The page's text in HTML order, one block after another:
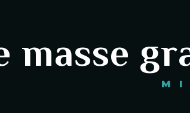
masse